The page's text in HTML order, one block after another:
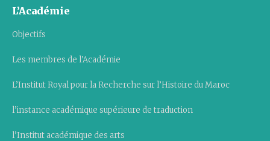
L’Académie
Objectifs
Les membres de l’Académie
L’Institut Royal pour la Recherche sur l’Histoire du Maroc
l’instance académique supérieure de traduction
l’Institut académique des arts